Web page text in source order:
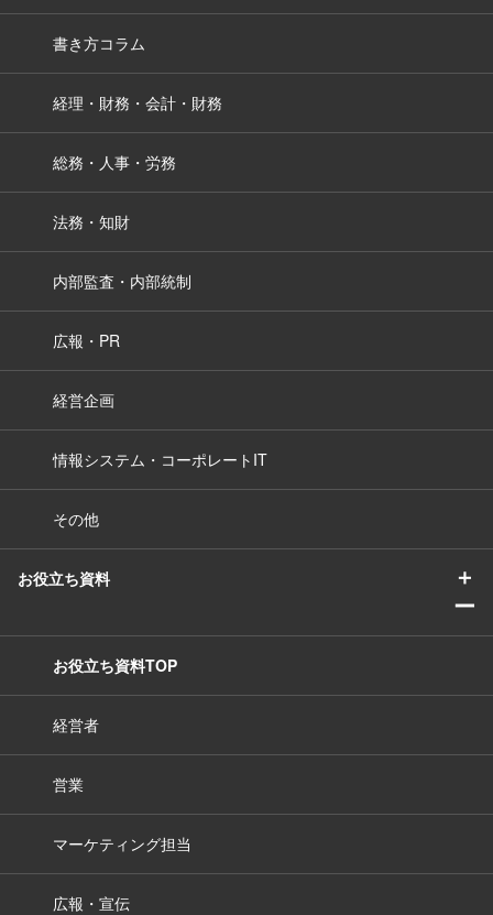
書き方コラム
経理・財務・会計・財務
総務・人事・労務
法務・知財
内部監査・内部統制
広報・PR
経営企画
情報システム・コーポレートIT
その他
お役立ち資料
＋
ー
お役立ち資料TOP
経営者
営業
マーケティング担当
広報・宣伝